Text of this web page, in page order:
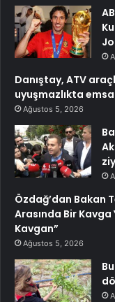
Danıştay, ATV
uyuşmazlıkta
Ağustos 5, 2026
Özdağ’dan Bakan
Arasında Bir
Kavgan”
Ağustos 5, 2026